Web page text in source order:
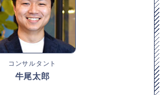
コンサルタント
牛尾太郎